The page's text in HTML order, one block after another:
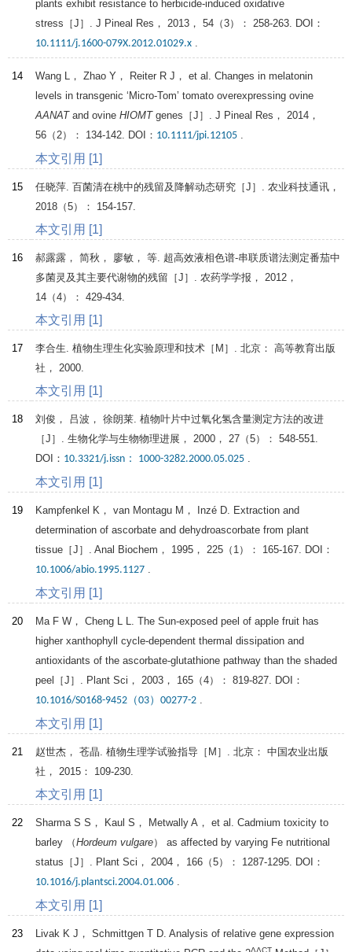
plants exhibit resistance to herbicide-induced oxidative
stress［J］. J Pineal Res ， 2013 ， 54 （3）： 258-263. DOI：
10.1111/j.1600-079X.2012.01029.x
14 Wang L ， Zhao Y ， Reiter R J ， et al. Changes in melatonin
levels in transgenic ‘Micro-Tom’ tomato overexpressing ovine
AANATand ovine HIOMTgenes［J］. J Pineal Res ， 2014 ，
56 （2）： 134-142. DOI： 10.1111/jpi.12105
本文引用 [1]
15 任晓萍. 百菌清在桃中的残留及降解动态研究［J］. 农业科技通讯 ，
2018 （5）： 154-157.
本文引用 [1]
16
郝露露， 简秋， 廖敏， 等. 超高效液相色谱-串联质谱法测定番茄中
多菌灵及其主要代谢物的残留［J］. 农药学学报 ， 2012 ，
14 （4）： 429-434.
本文引用 [1]
17 李合生. 植物生理生化实验原理和技术 ［M］. 北京： 高等教育出版
社， 2000
本文引用 [1]
18
刘俊， 吕波， 徐朗莱. 植物叶片中过氧化氢含量测定方法的改进
［J］. 生物化学与生物物理进展 ， 2000 ， 27 （5）： 548-551.
DOI： 10.3321/j.issn： 1000-3282.2000.05.025
本文引用 [1]
19 Kampfenkel K ， van Montagu M ， Inzé D . Extraction and
determination of ascorbate and dehydroascorbate from plant
tissue［J］. Anal Biochem ， 1995 ， 225 （1）： 165-167. DOI：
10.1006/abio.1995.1127
本文引用 [1]
20 Ma F W ， Cheng L L
. The Sun-exposed peel of apple fruit has
higher xanthophyll cycle-dependent thermal dissipation and
antioxidants of the ascorbate-glutathione pathway than the shaded
peel［J］. Plant Sci ， 2003 ， 165 （4）： 819-827. DOI：
10.1016/S0168-9452（03）00277-2
本文引用 [1]
21 赵世杰， 苍晶. 植物生理学试验指导 ［M］. 北京： 中国农业出版
社， 2015 ： 109-230.
本文引用 [1]
22 Sharma S S ， Kaul S ， Metwally A ， et al. Cadmium toxicity to
barley （Hordeum vulgare） as affected by varying Fe nutritional
status［J］. Plant Sci ， 2004 ， 166 （5）： 1287-1295. DOI：
10.1016/j.plantsci.2004.01.006
本文引用 [1]
23 Livak K J ， Schmittgen T D . Analysis of relative gene expression
ΔΔCT